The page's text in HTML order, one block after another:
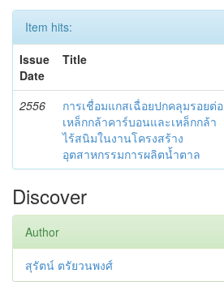
Item hits:
Issue
Date
Title
2556
การเชื่อมแกสเฉื่อยปกคลุมรอยต่อ
เหล็กกล้าคาร์บอนและเหล็กกล้า
ไร้สนิมในงานโครงสร้าง
อุตสาหกรรมการผลิตน้ำตาล
Discover
Author
สุรัตน์ ตรัยวนพงศ์